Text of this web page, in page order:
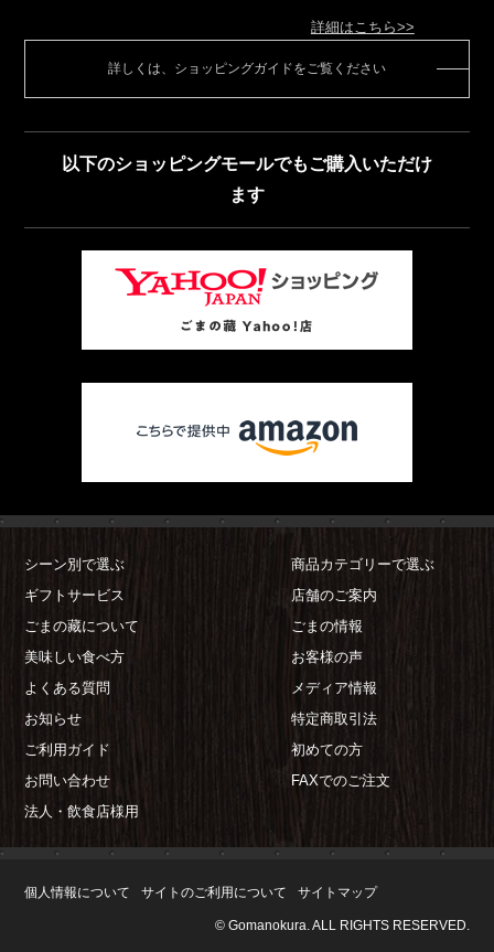
詳細はこちら>>
詳しくは、ショッピングガイドをご覧ください
以下のショッピングモールでもご購入いただけ
ます
シーン別で選ぶ
商品カテゴリーで選ぶ
ギフトサービス
店舗のご案内
ごまの藏について
ごまの情報
美味しい食べ方
お客様の声
よくある質問
メディア情報
お知らせ
特定商取引法
ご利用ガイド
初めての方
お問い合わせ
FAXでのご注文
法人・飲食店様用
個人情報について サイトのご利用について サイトマップ
© Gomanokura. ALL RIGHTS RESERVED.